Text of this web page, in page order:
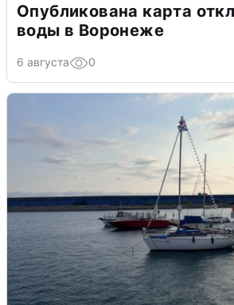
Опубликована карта
воды в Воронеже
6 августа 0